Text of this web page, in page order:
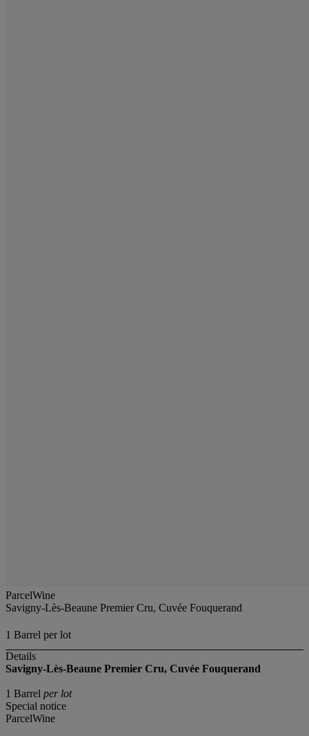
ParcelWine
Savigny-Lès-Beaune Premier Cru, Cuvée Fouquerand
1 Barrel per lot
Details
Savigny-Lès-Beaune Premier Cru, Cuvée Fouquerand
1 Barrel per lot
Special notice
ParcelWine